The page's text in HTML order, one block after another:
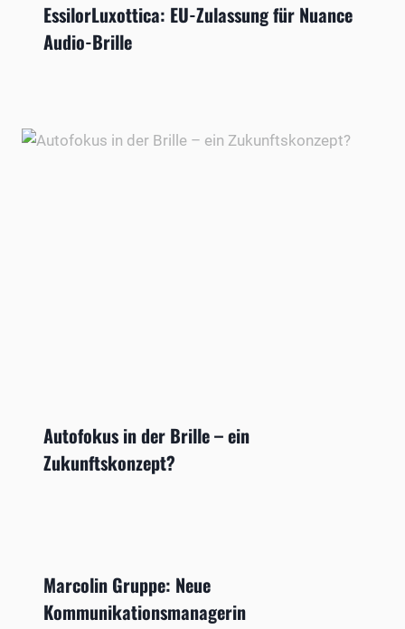
EssilorLuxottica: EU-Zulassung für Nuance
Audio-Brille
Autofokus in der Brille – ein
Zukunftskonzept?
Marcolin Gruppe: Neue
Kommunikationsmanagerin